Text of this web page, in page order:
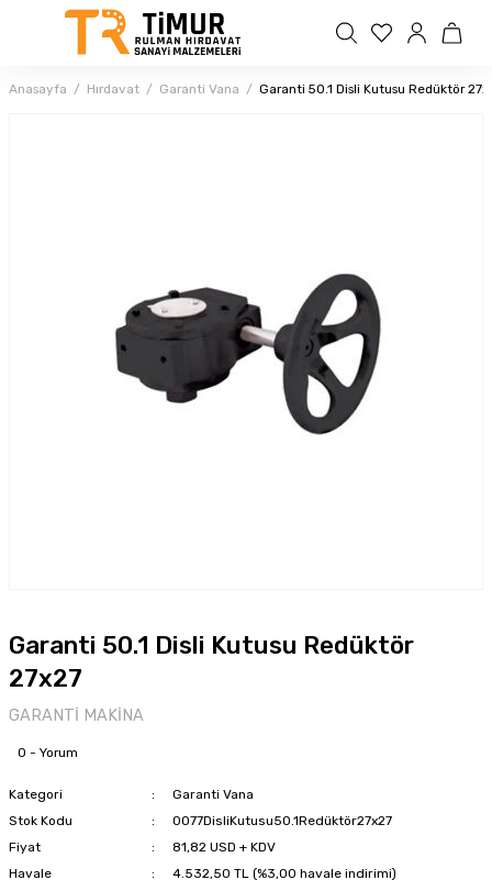
Anasayfa Hırdavat Garanti Vana Garanti 50.1 Disli Kutusu Redüktör
Garanti 50.1 Disli Kutusu Redüktör
27x27
GARANTİ MAKİNA
0 - Yorum
Kategori
Garanti Vana
Stok Kodu
0077DisliKutusu50.1Redüktör27x27
Fiyat
81,82 USD + KDV
Havale
4.532,50 TL (%3,00 havale indirimi)